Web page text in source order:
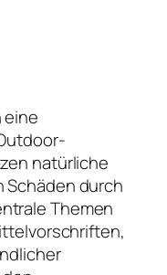
eine
natürliche
Schäden durch
Themen